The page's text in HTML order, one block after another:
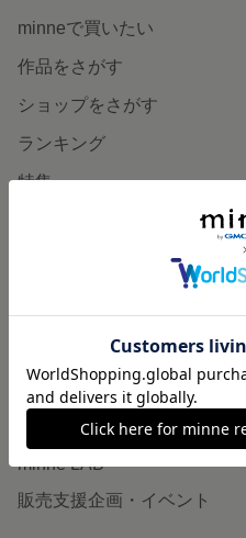
minneで買いたい
作品をさがす
ショップをさがす
ランキング
特集
食品販売
ヴィンテージ販売
ダウンロード販売
minne PLUS
minne LAB
販売支援企画・イベント